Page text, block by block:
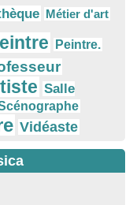
Métier d'art
Peintre.
Salle
Vidéaste